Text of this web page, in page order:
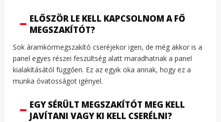
ELŐSZÖR LE KELL KAPCSOLNOM A FŐ
MEGSZAKÍTÓT?
Sok áramkörmegszakító cseréjekor igen, de még akkor is a
panel egyes részei feszültség alatt maradhatnak a panel
kialakításától függően. Ez az egyik oka annak, hogy ez a
munka óvatosságot igényel.
EGY SÉRÜLT MEGSZAKÍTÓT MEG KELL
JAVÍTANI VAGY KI KELL CSERÉLNI?